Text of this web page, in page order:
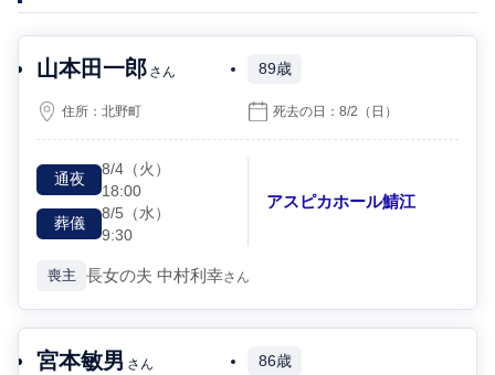
山本田一郎 さん 89歳
住所：北野町 死去の日：8/2 （日）
通夜
8/4 （火）
18:00
葬儀
8/5 （水）
9:30
アスピカホール鯖江
喪主 長女の夫 中村利幸さん
宮本敏男 さん 86歳